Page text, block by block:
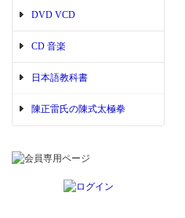
DVD VCD
CD 音楽
日本語教科書
陳正雷氏の陳式太極拳